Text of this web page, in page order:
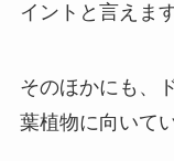
イントと言えま
そのほかにも、
葉植物に向いて